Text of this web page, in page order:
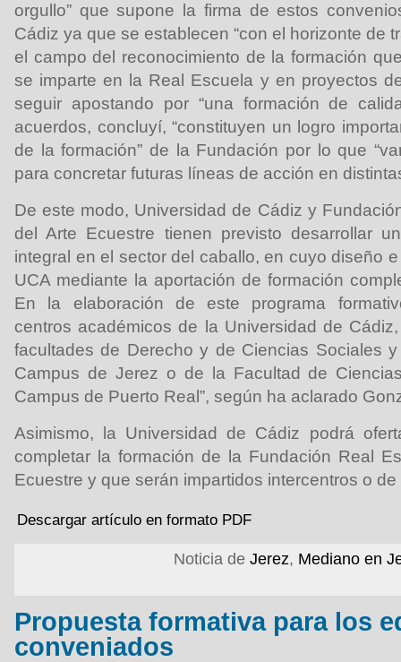
orgullo” que supone la firma de estos
Cádiz ya que se establecen “con el horizonte de
el campo del reconocimiento de la formación
se imparte en la Real Escuela y en proyectos
seguir apostando por “una formación de
acuerdos, concluyí, “constituyen un logro
de la formación” de la Fundación por lo que
para concretar futuras líneas de acción en
De este modo, Universidad de Cádiz y
del Arte Ecuestre tienen previsto desarrollar
integral en el sector del caballo, en cuyo diseño
UCA mediante la aportación de formación
En la elaboración de este programa
centros académicos de la Universidad de
facultades de Derecho y de Ciencias Sociales
Campus de Jerez o de la Facultad de
Campus de Puerto Real”, según ha aclarado
Asimismo, la Universidad de Cádiz podrá
completar la formación de la Fundación Real
Ecuestre y que serán impartidos intercentros o
Descargar artículo en formato PDF
Noticia de Jerez, Mediano en
Propuesta formativa para los
conveniados